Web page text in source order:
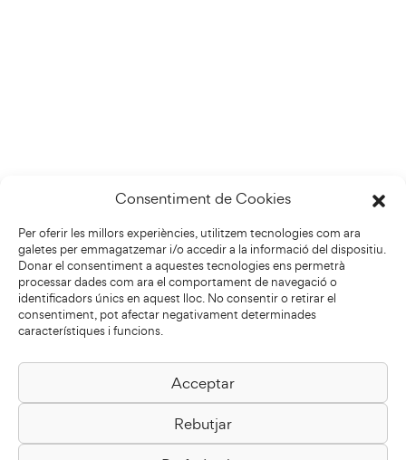
Consentiment de Cookies
Per oferir les millors experiències, utilitzem tecnologies com ara
galetes per emmagatzemar i/o accedir a la informació del dispositiu.
Donar el consentiment a aquestes tecnologies ens permetrà
processar dades com ara el comportament de navegació o
identificadors únics en aquest lloc. No consentir o retirar el
consentiment, pot afectar negativament determinades
característiques i funcions.
Acceptar
Rebutjar
Biblioteca Pilarin Bayés
Passeig de la Generalitat, 1
08500 Vic